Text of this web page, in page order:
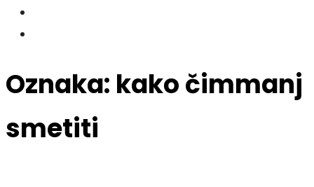
Oznaka: kako čimmanj
smetiti